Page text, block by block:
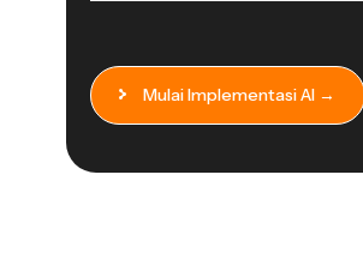
Mulai Implementasi AI →